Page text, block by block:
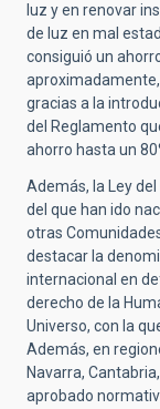
luz y en renovar
de luz en mal
consiguió un
gracias a la
del Reglamento
ahorro hasta un
Además, la Ley
del que han ido
otras
destacar la
internacional en
derecho de la
Universo, con la
Además, en
Navarra,
aprobado